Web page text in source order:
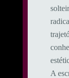
A